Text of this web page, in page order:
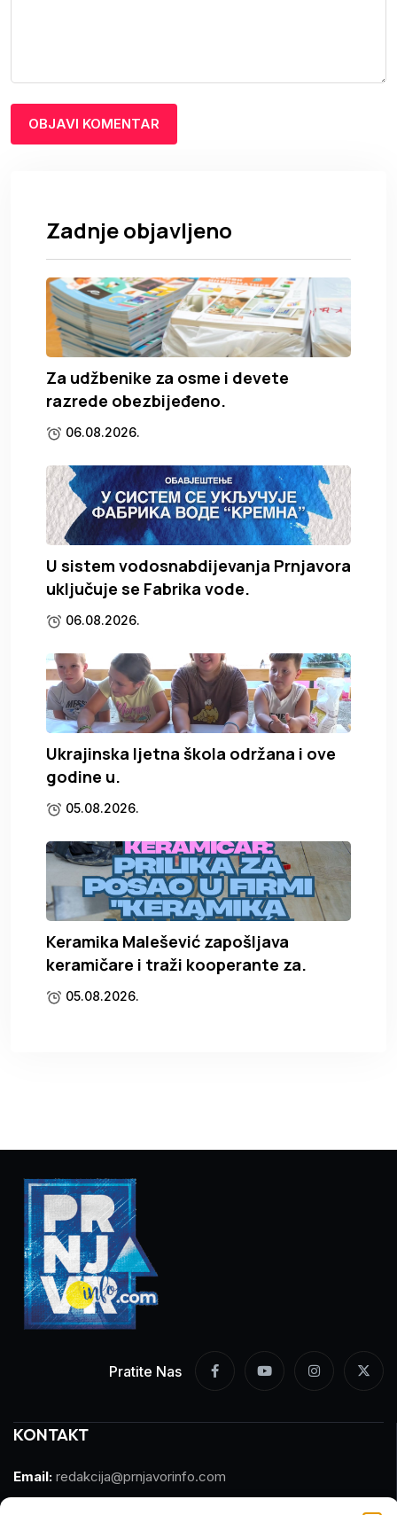
Zadnje objavljeno
Za udžbenike za osme i devete
razrede obezbijeđeno.
06.08.2026.
U sistem vodosnabdijevanja Prnjavora
uključuje se Fabrika vode.
06.08.2026.
Ukrajinska ljetna škola održana i ove
godine u.
05.08.2026.
Keramika Malešević zapošljava
keramičare i traži kooperante za.
05.08.2026.
Pratite Nas
KONTAKT
Email: redakcija@prnjavorinfo.com